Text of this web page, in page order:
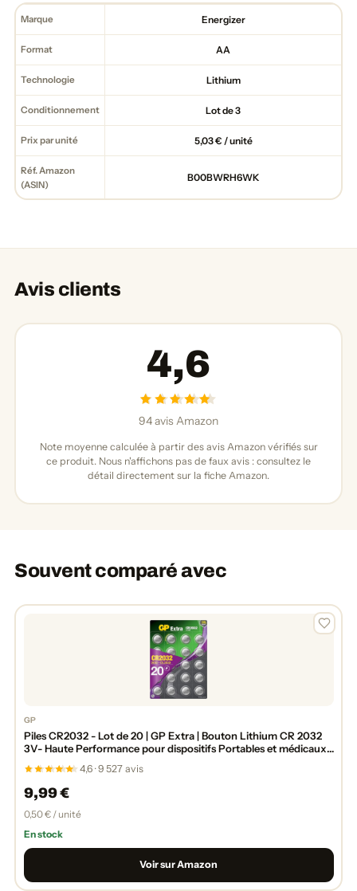
Marque Energizer
Format AA
Technologie Lithium
Conditionnement Lot de 3
Prix par unité 5,03 € / unité
Réf. Amazon
(ASIN)
B00BWRH6WK
Avis clients
4,6
94 avis Amazon
Note moyenne calculée à partir des avis Amazon vérifiés sur
ce produit. Nous n'affichons pas de faux avis : consultez le
détail directement sur la fiche Amazon.
Souvent comparé avec
GP
Piles CR2032 - Lot de 20 | GP Extra | Bouton Lithium CR 2032
3V- Haute Performance pour dispositifs Portables et médicaux,
4,6 · 9 527 avis
9,99 €
0,50 € / unité
En stock
Voir sur Amazon